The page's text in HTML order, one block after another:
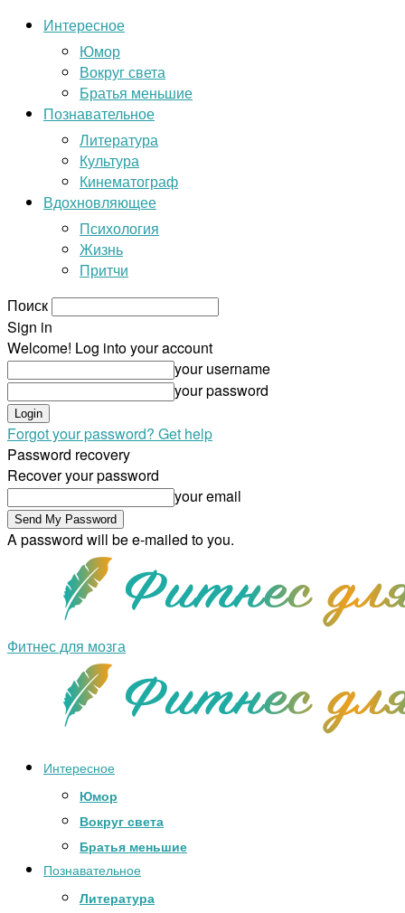
Интересное
Юмор
Вокруг света
Братья меньшие
Познавательное
Литература
Культура
Кинематограф
Вдохновляющее
Психология
Жизнь
Притчи
Поиск
Sign in
Welcome! Log into your account
your username
your password
Forgot your password? Get help
Password recovery
Recover your password
your email
A password will be e-mailed to you.
Фитнес для мозга
Интересное
Юмор
Вокруг света
Братья меньшие
Познавательное
Литература